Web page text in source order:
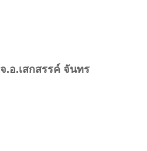
จ.อ.เสกสรรค์ จันทร